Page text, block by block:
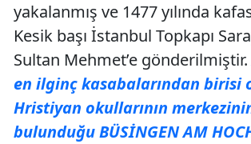
yakalanmış ve 1477 yılında
Kesik başı İstanbul Topkapı
Sultan Mehmet’e gönderilmiştir.
en ilginç kasabalarından birisi
Hristiyan okullarının
bulunduğu BÜSİNGEN AM